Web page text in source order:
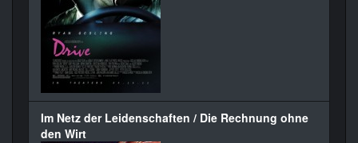
Im Netz der Leidenschaften / Die Rechnung ohne
den Wirt